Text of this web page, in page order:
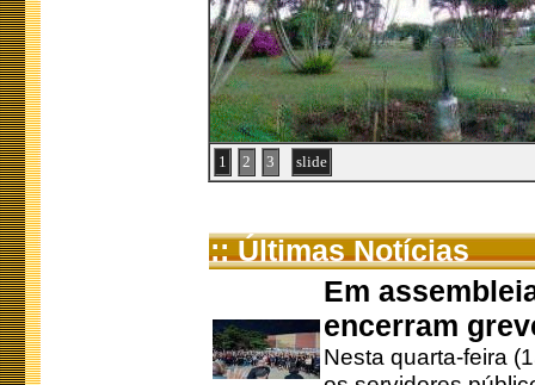
1 2 3 slide
:: Últimas Notícias
Em
encerram
Nesta quarta-feira